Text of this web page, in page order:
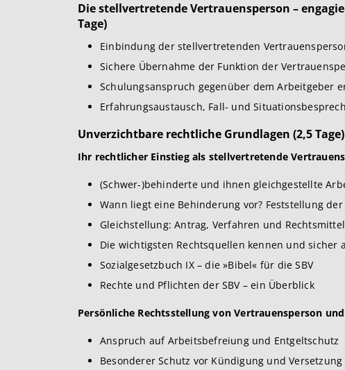
Die stellvertretende Vertrauensperson –
Tage)
Einbindung der stellvertretenden
Sichere Übernahme der Funktion der
Schulungsanspruch gegenüber dem Arbeitgeber
Erfahrungsaustausch, Fall- und
Unverzichtbare rechtliche Grundlagen (2,5 Tage)
Ihr rechtlicher Einstieg als stellvertretende
(Schwer-)behinderte und ihnen gleichgestellte
Wann liegt eine Behinderung vor? Feststellung
Gleichstellung: Antrag, Verfahren und Rechtsmittel
Die wichtigsten Rechtsquellen kennen und sicher
Sozialgesetzbuch IX – die »Bibel« für die SBV
Rechte und Pflichten der SBV – ein Überblick
Persönliche Rechtsstellung von Vertrauensperson
Anspruch auf Arbeitsbefreiung und Entgeltschutz
Besonderer Schutz vor Kündigung und Versetzung